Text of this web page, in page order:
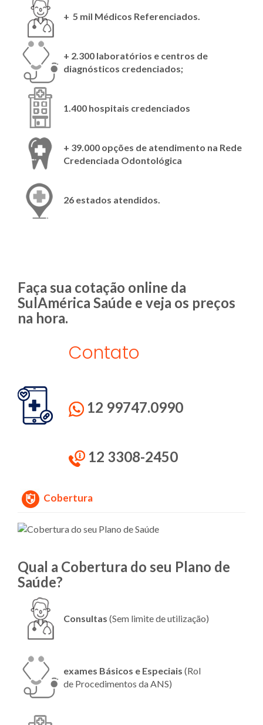
+ 5 mil Médicos Referenciados.
+ 2.300 laboratórios e centros de
diagnósticos credenciados;
1.400 hospitais credenciados
+ 39.000 opções de atendimento na Rede
Credenciada Odontológica
26 estados atendidos.
Faça sua cotação online da
SulAmérica Saúde e veja os preços
na hora.
Contato
12 99747.0990
12 3308-2450
Cobertura
Qual a Cobertura do seu Plano de
Saúde?
Consultas (Sem limite de utilização)
exames Básicos e Especiais (Rol
de Procedimentos da ANS)